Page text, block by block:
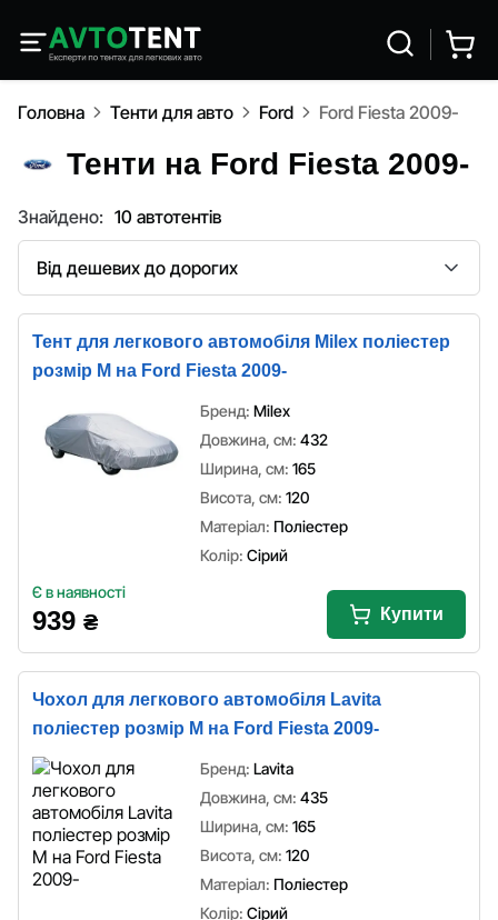
Головна Тенти для авто Ford Ford Fiesta 2009-
Тенти на Ford Fiesta 2009-
Знайдено: 10 автотентів
Сортування
Тент для легкового автомобіля Milex поліестер
розмір M на Ford Fiesta 2009-
Бренд: Milex
Довжина, см: 432
Ширина, см: 165
Висота, см: 120
Матеріал: Поліестер
Колір: Сірий
Є в наявності
939 ₴ Купити
Чохол для легкового автомобіля Lavita
поліестер розмір M на Ford Fiesta 2009-
Бренд: Lavita
Довжина, см: 435
Ширина, см: 165
Висота, см: 120
Матеріал: Поліестер
Колір: Сірий